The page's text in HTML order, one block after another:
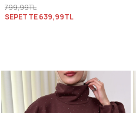
799,99TL
SEPETTE639,99TL